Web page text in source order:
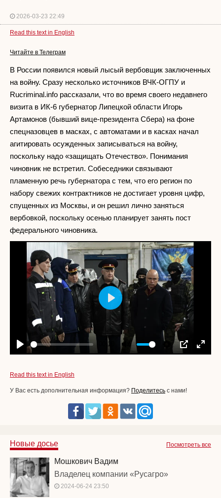
2026-03-23 22:49
Read this text in English
Читайте в Телеграм
В России появился новый лысый вербовщик заключенных
на войну. Сразу несколько источников ВЧК-ОГПУ и
Rucriminal.info рассказали, что во время своего недавнего
визита в ИК-6 губернатор Липецкой области Игорь
Артамонов (бывший вице-президента Сбера) на фоне
спецназовцев в масках, с автоматами и в касках начал
агитировать осужденных записываться на войну,
поскольку надо «защищать Отечество». Понимания
чиновник не встретил. Собеседники связывают
пламенную речь губернатора с тем, что его регион по
набору свежих контрактников не достигает уровня цифр,
спущенных из Москвы, и он решил лично заняться
вербовкой, поскольку осенью планирует занять пост
федерального чиновника.
Play
-00:10
Mute SettingsPIP
Enter
Play
Read this text in English
У Вас есть дополнительная информация? Поделитесь с нами!
Посмотреть все
Новые досье
Мошкович Вадим
Владелец компании «Русагро»
2024-06-24 23:50